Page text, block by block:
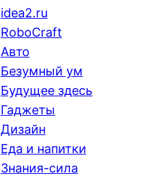
idea2.ru
RoboCraft
Авто
Безумный ум
Будущее здесь
Гаджеты
Дизайн
Еда и напитки
Знания-сила